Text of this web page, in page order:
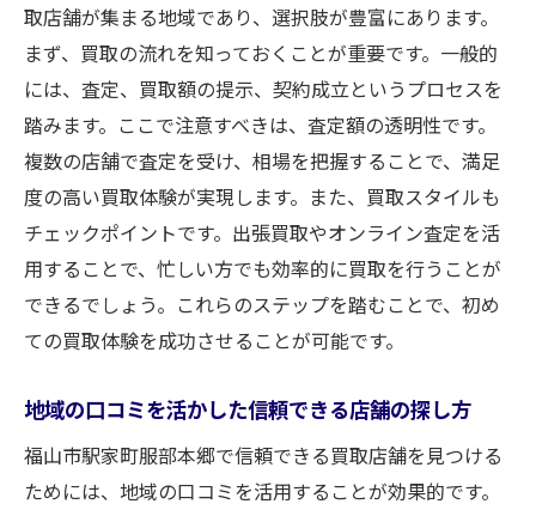
信頼の背景にある地域密着のアプローチ
長年の実績が物語る安心感を提供する店舗
選び
広島県福山市駅家町服部本郷の評判の良い
買取店
事前査定のポイントとその重要性
トラブルを避けるための安心取引ガイド
信頼できる買取業者の特徴と見極め方
地域密着型買取の魅力福山市駅家町での信頼探
地元密着型の強みと安心感
駅家町の地域文化を大切にする買取店の役
割
取店舗が集まる地域であり、選択肢が豊富にあります。
まず、買取の流れを知っておくことが重要です。一般的
には、査定、買取額の提示、契約成立というプロセスを
踏みます。ここで注意すべきは、査定額の透明性です。
複数の店舗で査定を受け、相場を把握することで、満足
度の高い買取体験が実現します。また、買取スタイルも
チェックポイントです。出張買取やオンライン査定を活
用することで、忙しい方でも効率的に買取を行うことが
できるでしょう。これらのステップを踏むことで、初め
ての買取体験を成功させることが可能です。
地域の口コミを活かした信頼できる店舗の探し方
福山市駅家町服部本郷で信頼できる買取店舗を見つける
ためには、地域の口コミを活用することが効果的です。